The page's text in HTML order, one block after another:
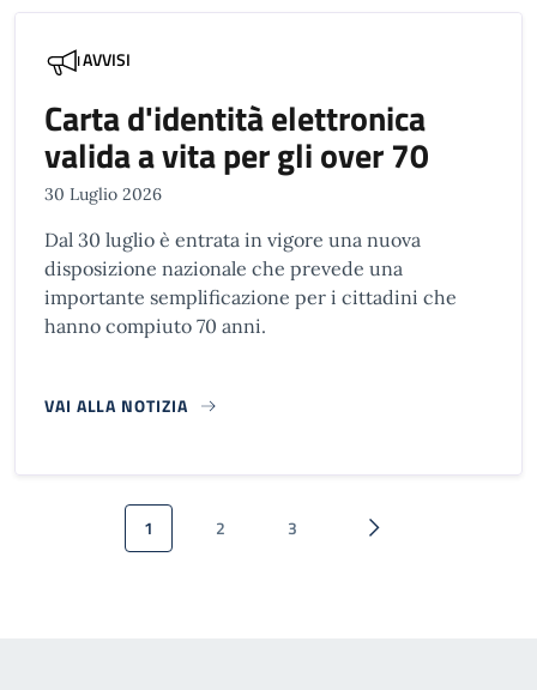
AVVISI
Carta d'identità elettronica
valida a vita per gli over 70
30 Luglio 2026
Dal 30 luglio è entrata in vigore una nuova
disposizione nazionale che prevede una
importante semplificazione per i cittadini che
hanno compiuto 70 anni.
VAI ALLA NOTIZIA
Paginazione
Pagina attuale
1 Pagina
2 Pagina
3 Pagina successiva